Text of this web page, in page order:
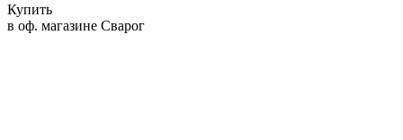
Купить
в оф. магазине Сварог